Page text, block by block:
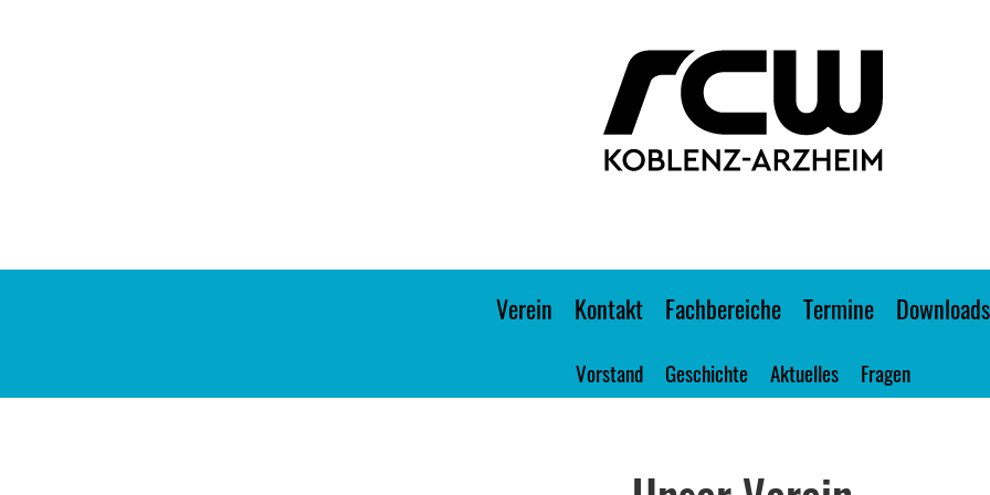
Verein Kontakt Fachbereiche Termine Downloads
Vorstand Geschichte Aktuelles Fragen